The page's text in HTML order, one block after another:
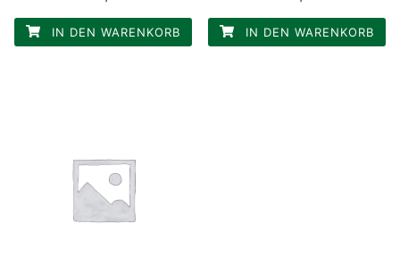
IN DEN WARENKORB IN DEN WARENKORB